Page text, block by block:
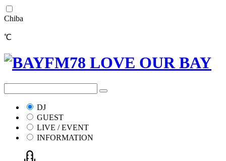
Chiba
℃
DJ
GUEST
LIVE / EVENT
INFORMATION